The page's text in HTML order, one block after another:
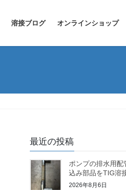
溶接ブログ オンラインショップ
最近の投稿
ポンプの排水用配
込み部品をTIG溶
2026年8月6日